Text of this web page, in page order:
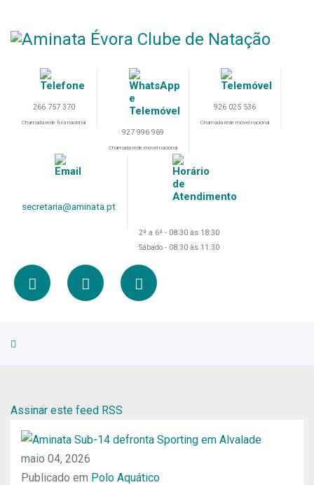
266 757 370
Chamada rede fixa nacional
927 996 969
Chamada rede móvel nacional
926 025 536
Chamada rede móvel nacional
secretaria@aminata.pt
2ª a 6ª - 08:30 às 18:30
Sábado - 08:30 às 11:30
Assinar este feed RSS
maio 04, 2026
Publicado em Polo Aquático